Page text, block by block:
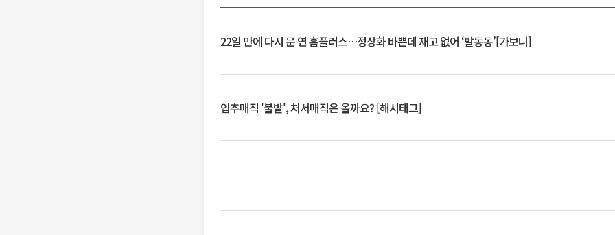
22일 만에 다시 문 연 홈플러스…정상화 바쁜데 재고 없어 ‘발동동’[가보니]
입추매직 '불발', 처서매직은 올까요? [해시태그]